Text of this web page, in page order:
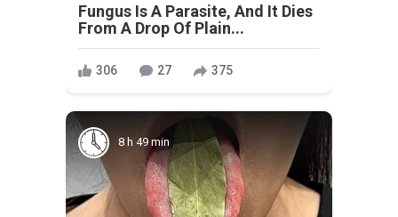
Fungus Is A Parasite, And It Dies
From A Drop Of Plain...
306 27 375
8 h 49 min